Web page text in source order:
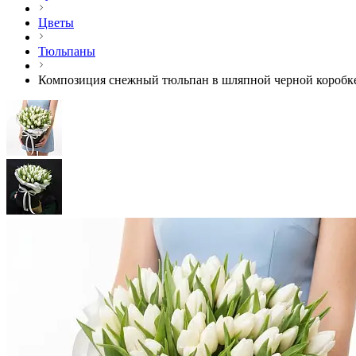
Цветы
Тюльпаны
Композиция снежный тюльпан в шляпной черной